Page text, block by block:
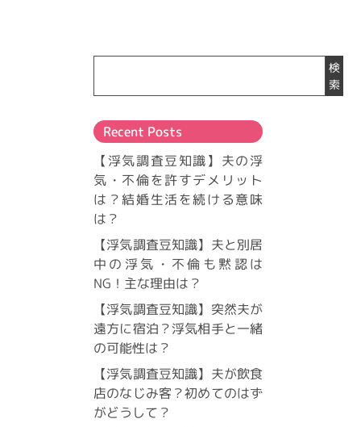
検
索
Recent Posts
【浮気調査豆知識】夫の浮
気・不倫を許すデメリット
は？結婚生活を続ける意味
は？
【浮気調査豆知識】夫と別居
中の浮気・不倫も黙認は
NG！主な理由は？
【浮気調査豆知識】突然夫が
遠方に宿泊？浮気相手と一緒
の可能性は？
【浮気調査豆知識】夫が飲食
店のなじみ客？初めてのはず
がどうして？